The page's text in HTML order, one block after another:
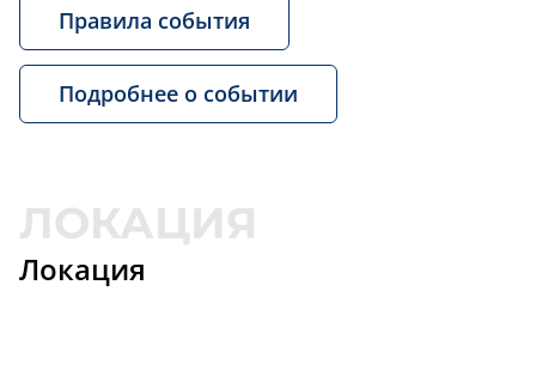
Правила события
Подробнее о событии
Локация